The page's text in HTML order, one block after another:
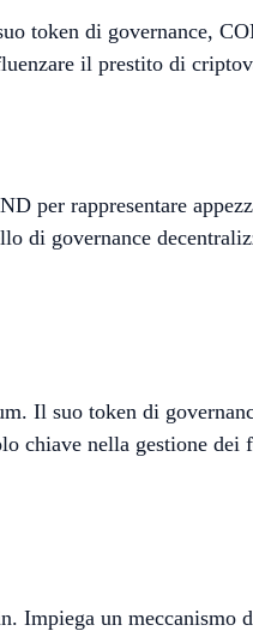
token di governance,
il prestito di
per rappresentare
di governance
Il suo token di
nella gestione
Impiega un meccanismo